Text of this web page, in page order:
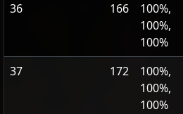
36 166
100%,
100%,
100%
37 172
100%,
100%,
100%